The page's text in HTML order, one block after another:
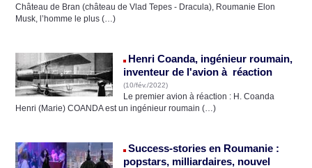
Château de Bran (château de Vlad Tepes - Dracula), Roumanie Elon
Musk, l’homme le plus (…)
Henri Coanda, ingénieur roumain,
inventeur de l'avion à réaction
(10/fév./2022)
Le premier avion à réaction : H. Coanda
Henri (Marie) COANDA est un ingénieur roumain (…)
Success-stories en Roumanie :
popstars, milliardaires, nouvel